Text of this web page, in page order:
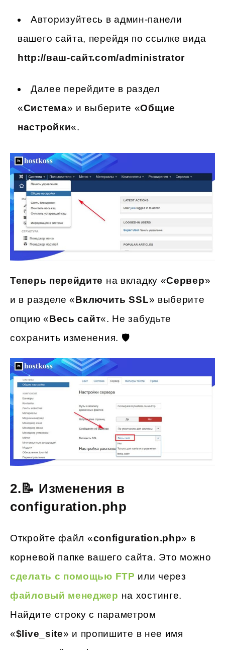
Авторизуйтесь в админ-панели
вашего сайта, перейдя по ссылке вида
http://ваш-сайт.com/administrator
Далее перейдите в раздел
«Система» и выберите «Общие
настройки«.
Теперь перейдите на вкладку «Сервер»
и в разделе «Включить SSL» выберите
опцию «Весь сайт«. Не забудьте
сохранить изменения. 🛡️
2.📝 Изменения в
configuration.php
Откройте файл «configuration.php» в
корневой папке вашего сайта. Это можно
сделать с помощью FTP или через
файловый менеджер на хостинге.
Найдите строку с параметром
«$live_site» и пропишите в нее имя